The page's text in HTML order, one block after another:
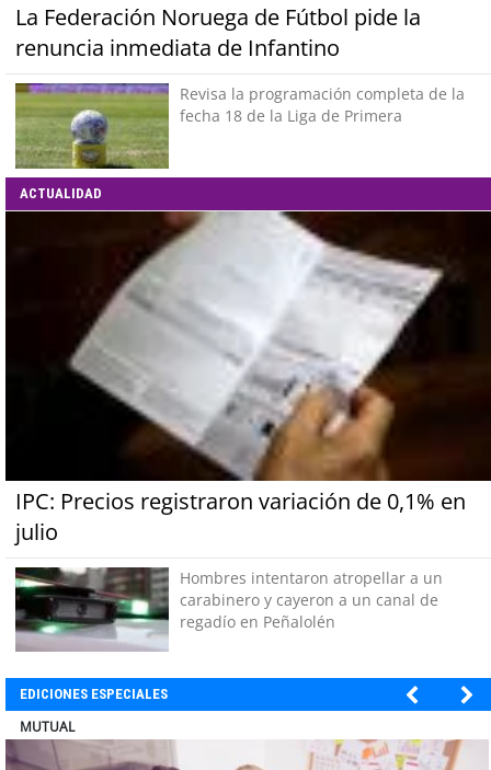
La Federación Noruega de Fútbol pide la
renuncia inmediata de Infantino
Revisa la programación completa de la
fecha 18 de la Liga de Primera
ACTUALIDAD
IPC: Precios registraron variación de 0,1% en
julio
Hombres intentaron atropellar a un
carabinero y cayeron a un canal de
regadío en Peñalolén
EDICIONES ESPECIALES
ELECTROLUX